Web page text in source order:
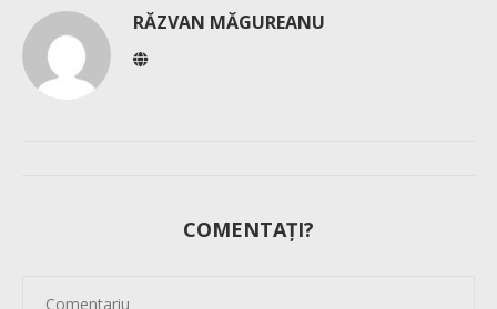
RĂZVAN MĂGUREANU
COMENTAȚI?